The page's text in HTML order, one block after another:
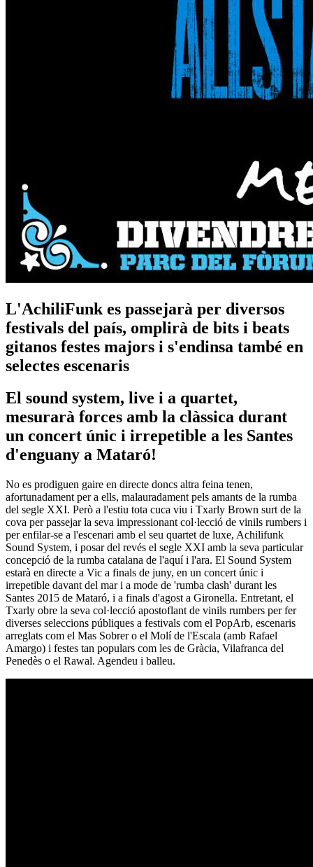
L'AchiliFunk es passejarà per diversos
festivals del país, omplirà de bits i beats
gitanos festes majors i s'endinsa també en
selectes escenaris
El sound system, live i a quartet,
mesurarà forces amb la clàssica durant
un concert únic i irrepetible a les Santes
d'enguany a Mataró!
No es prodiguen gaire en directe doncs altra feina tenen,
afortunadament per a ells, malauradament pels amants de la rumba
del segle XXI. Però a l'estiu tota cuca viu i Txarly Brown surt de la
cova per passejar la seva impressionant col·lecció de vinils rumbers i
per enfilar-se a l'escenari amb el seu quartet de luxe, Achilifunk
Sound System, i posar del revés el segle XXI amb la seva particular
concepció de la rumba catalana de l'aquí i l'ara. El Sound System
estarà en directe a Vic a finals de juny, en un concert únic i
irrepetible davant del mar i a mode de 'rumba clash' durant les
Santes 2015 de Mataró, i a finals d'agost a Gironella. Entretant, el
Txarly obre la seva col·lecció apostoflant de vinils rumbers per fer
diverses seleccions públiques a festivals com el PopArb, escenaris
arreglats com el Mas Sobrer o el Molí de l'Escala (amb Rafael
Amargo) i festes tan populars com les de Gràcia, Vilafranca del
Penedès o el Rawal. Agendeu i balleu.